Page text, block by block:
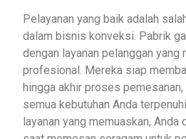
Pelayanan yang baik adalah
dalam bisnis konveksi. Pabrik
dengan layanan pelanggan yang
profesional. Mereka siap
hingga akhir proses
semua kebutuhan Anda
layanan yang memuaskan, Anda